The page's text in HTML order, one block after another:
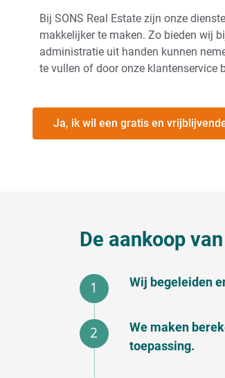
Bij SONS Real Estate zijn onze
makkelijker te maken. Zo bieden wij
administratie uit handen kunnen
te vullen of door onze klantenservice
Ja, ik wil een gratis en
De aankoop
Wij begeleiden
We maken
toepassing.